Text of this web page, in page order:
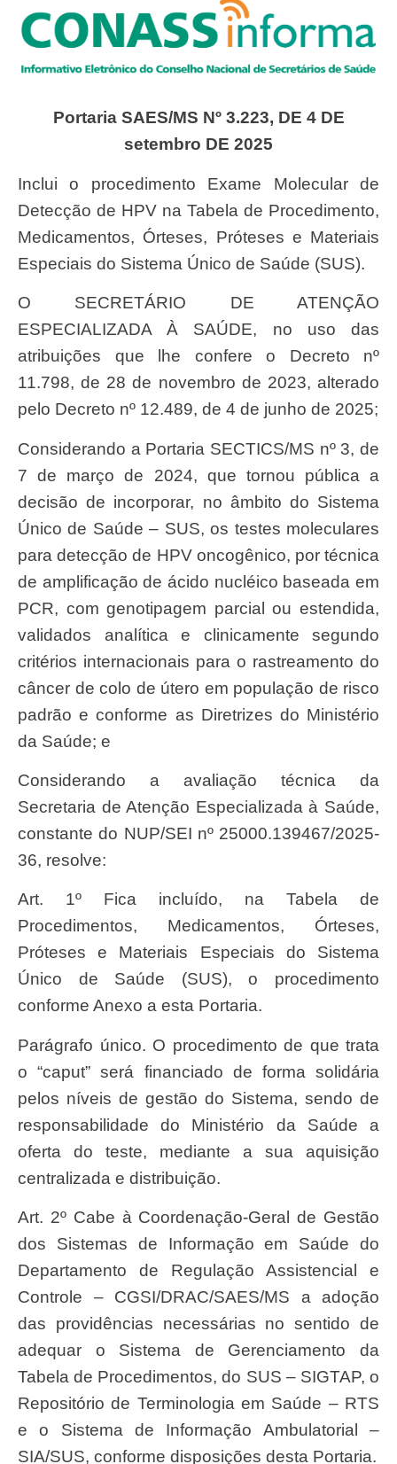
Portaria SAES/MS Nº 3.223, DE 4 DE
setembro DE 2025
Inclui o procedimento Exame Molecular de
Detecção de HPV na Tabela de Procedimento,
Medicamentos, Órteses, Próteses e Materiais
Especiais do Sistema Único de Saúde (SUS).
O SECRETÁRIO DE ATENÇÃO
ESPECIALIZADA À SAÚDE, no uso das
atribuições que lhe confere o Decreto nº
11.798, de 28 de novembro de 2023, alterado
pelo Decreto nº 12.489, de 4 de junho de 2025;
Considerando a Portaria SECTICS/MS nº 3, de
7 de março de 2024, que tornou pública a
decisão de incorporar, no âmbito do Sistema
Único de Saúde – SUS, os testes moleculares
para detecção de HPV oncogênico, por técnica
de amplificação de ácido nucléico baseada em
PCR, com genotipagem parcial ou estendida,
validados analítica e clinicamente segundo
critérios internacionais para o rastreamento do
câncer de colo de útero em população de risco
padrão e conforme as Diretrizes do Ministério
da Saúde; e
Considerando a avaliação técnica da
Secretaria de Atenção Especializada à Saúde,
constante do NUP/SEI nº 25000.139467/2025-
36, resolve:
Art. 1º Fica incluído, na Tabela de
Procedimentos, Medicamentos, Órteses,
Próteses e Materiais Especiais do Sistema
Único de Saúde (SUS), o procedimento
conforme Anexo a esta Portaria.
Parágrafo único. O procedimento de que trata
o “caput” será financiado de forma solidária
pelos níveis de gestão do Sistema, sendo de
responsabilidade do Ministério da Saúde a
oferta do teste, mediante a sua aquisição
centralizada e distribuição.
Art. 2º Cabe à Coordenação-Geral de Gestão
dos Sistemas de Informação em Saúde do
Departamento de Regulação Assistencial e
Controle – CGSI/DRAC/SAES/MS a adoção
das providências necessárias no sentido de
adequar o Sistema de Gerenciamento da
Tabela de Procedimentos, do SUS – SIGTAP, o
Repositório de Terminologia em Saúde – RTS
e o Sistema de Informação Ambulatorial –
SIA/SUS, conforme disposições desta Portaria.